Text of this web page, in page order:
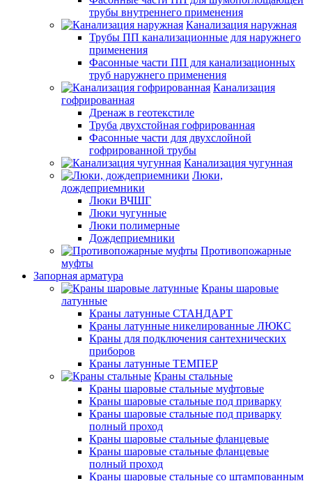
трубы внутреннего применения
Канализация наружная
Трубы ПП канализационные для наружнего
применения
Фасонные части ПП для канализационных
труб наружнего применения
Канализация
гофрированная
Дренаж в геотекстиле
Труба двухстойная гофрированная
Фасонные части для двухслойной
гофрированной трубы
Канализация чугунная
Люки,
дождеприемники
Люки ВЧШГ
Люки чугунные
Люки полимерные
Дождеприемники
Противопожарные
муфты
Запорная арматура
Краны шаровые
латунные
Краны латунные СТАНДАРТ
Краны латунные никелированные ЛЮКС
Краны для подключения сантехнических
приборов
Краны латунные ТЕМПЕР
Краны стальные
Краны шаровые стальные муфтовые
Краны шаровые стальные под приварку
Краны шаровые стальные под приварку
полный проход
Краны шаровые стальные фланцевые
Краны шаровые стальные фланцевые
полный проход
Краны шаровые стальные со штампованным